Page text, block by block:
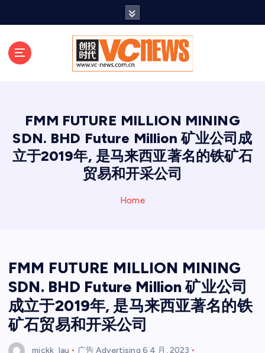
FMM FUTURE MILLION MINING
SDN. BHD Future Million 矿业公司成
立于2019年, 是马来西亚著名的铁矿石
贸易和开采公司
Home
FMM FUTURE MILLION MINING
SDN. BHD Future Million 矿业公司
成立于2019年, 是马来西亚著名的铁
矿石贸易和开采公司
mickk_lau 广告 Advertising 6 4 月, 2023